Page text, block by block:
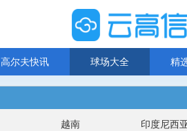
高尔夫快讯 球场大全 精
越南 印度尼西